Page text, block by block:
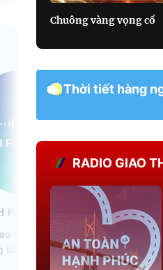
sĩ và sàn diễn: Dưới bóng giai
FM 95.6MHz
FM 95.6MHz
thông đô thị của
tâm Phát thanh
VOH
VOH
Kênh
Thương
Trung
Chuông vàng vọng cổ
Thời tiết hàng
RADIO GIAO